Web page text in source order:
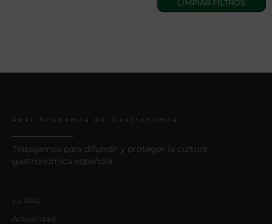
Real Academia de Gastronomía
Trabajamos para difundir y proteger la cultura
gastronómica española.
La RAG
Actualidad